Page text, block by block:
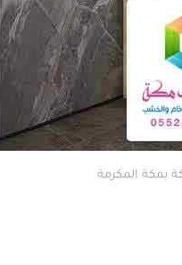
بمكة المكرمة